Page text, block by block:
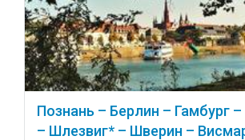
Познань – Берлин – Гамбург
– Шлезвиг* – Шверин –